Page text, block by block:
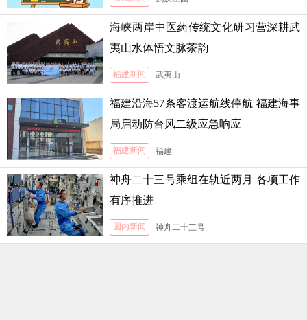
海峡两岸中医药传统文化研习营深耕武
夷山水体悟文脉茶韵
福建新闻 武夷山
福建沿海57条客渡运航线停航 福建海事
局启动防台风二级应急响应
福建新闻 福建
神舟二十三号乘组在轨近两月 各项工作
有序推进
国内新闻 神舟二十三号